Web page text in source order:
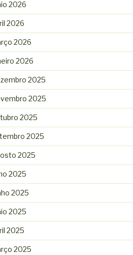
2026
2026
2026
2026
2025
2025
2025
2025
2025
2025
2025
2025
2025
2025